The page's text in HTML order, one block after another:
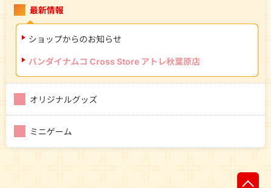
最新情報
ショップからのお知らせ
バンダイナムコ Cross Store アトレ秋葉原店
オリジナルグッズ
ミニゲーム